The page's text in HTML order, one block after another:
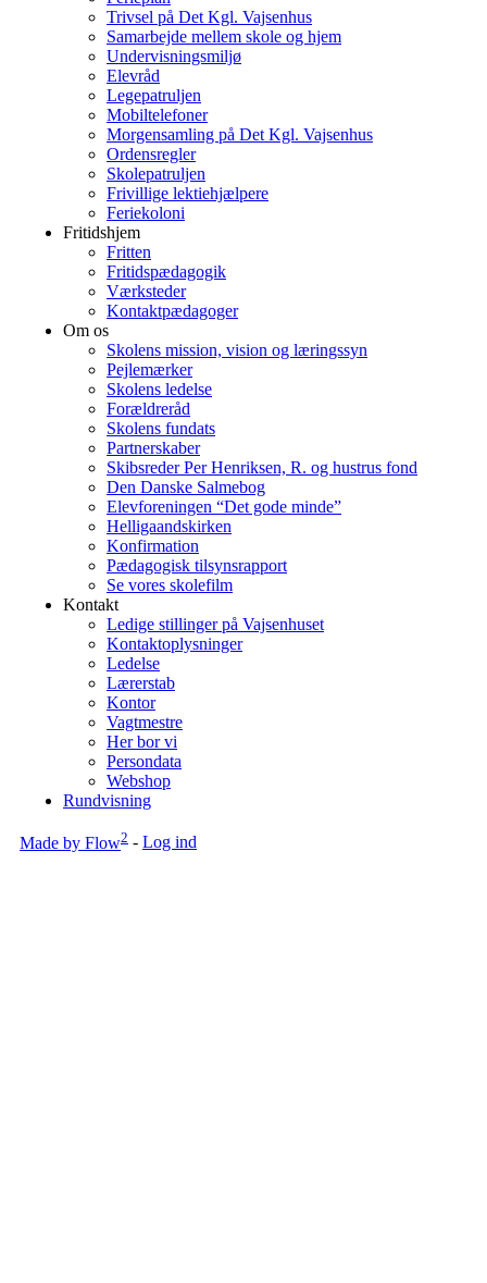
Trivsel på Det Kgl. Vajsenhus
Samarbejde mellem skole og hjem
Undervisningsmiljø
Elevråd
Legepatruljen
Mobiltelefoner
Morgensamling på Det Kgl. Vajsenhus
Ordensregler
Skolepatruljen
Frivillige lektiehjælpere
Feriekoloni
Fritidshjem
Fritten
Fritidspædagogik
Værksteder
Kontaktpædagoger
Om os
Skolens mission, vision og læringssyn
Pejlemærker
Skolens ledelse
Forældreråd
Skolens fundats
Partnerskaber
Skibsreder Per Henriksen, R. og hustrus fond
Den Danske Salmebog
Elevforeningen “Det gode minde”
Helligaandskirken
Konfirmation
Pædagogisk tilsynsrapport
Se vores skolefilm
Kontakt
Ledige stillinger på Vajsenhuset
Kontaktoplysninger
Ledelse
Lærerstab
Kontor
Vagtmestre
Her bor vi
Persondata
Webshop
Rundvisning
Made by Flow2 - Log ind